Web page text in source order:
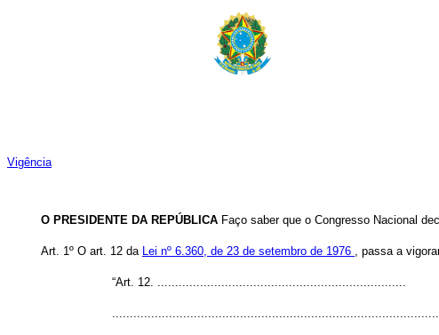
Vigência
O PRESIDENTE DA REPÚBLICA Faço saber que o Congresso Nacional
Art. 1º O art. 12 da Lei nº 6.360, de 23 de setembro de 1976 , passa a
“Art. 12. ......................................................................
............................................................................................